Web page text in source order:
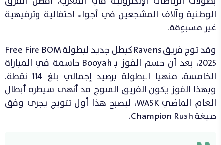
الوطنية وآلاف المشجعين في أجواء احتفالية وترفيهية
غير مسبوقة.
وقد توج فريق Ravens كبطل جديد لبطولة Free Fire BOM
2025، بعد أن حسم الفوز بـ Booyah حاسمة في المباراة
الخامسة، منهيا البطولة برصيد إجمالي بلغ 114 نقطة.
وبهذا الفوز يكون الفريق المتوج قد أنهى سيطرة أبطال
العام الماضي WASK، ليصبح هذا أول تتويج يجرى وفق
صيغة Champion Rush.